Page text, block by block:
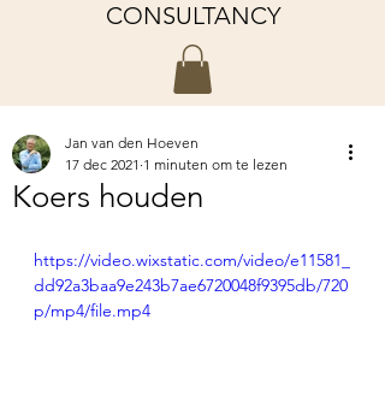
CONSULTANCY
Koers houden
Jan van den Hoeven
17 dec 2021 1 minuten om te lezen
https://video.wixstatic.com/video/e11581_
dd92a3baa9e243b7ae6720048f9395db/720
p/mp4/file.mp4